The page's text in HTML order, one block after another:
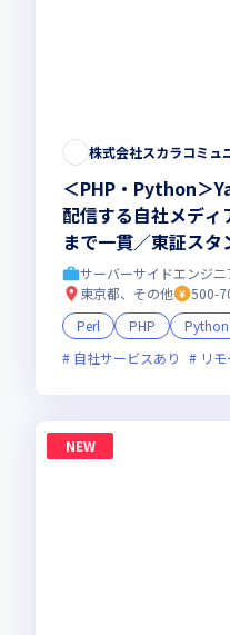
株式会社スカラコミュ
＜PHP・Python＞
配信する自社メディ
まで一貫／東証スタ
サーバーサイドエンジ
東京都、その他
500-
Perl
PHP Python
自社サービスあり
リ
NEW